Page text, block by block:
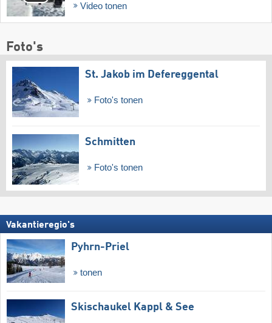
Video tonen
Foto's
St. Jakob im Defereggental
Foto's tonen
Schmitten
Foto's tonen
Vakantieregio's
Pyhrn-Priel
tonen
Skischaukel Kappl & See